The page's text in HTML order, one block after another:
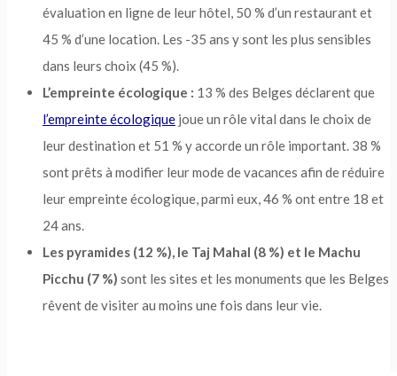
évaluation en ligne de leur hôtel, 50 % d’un restaurant et
45 % d’une location. Les -35 ans y sont les plus sensibles
dans leurs choix (45 %).
L’empreinte écologique : 13 % des Belges déclarent que
l’empreinte écologique joue un rôle vital dans le choix de
leur destination et 51 % y accorde un rôle important. 38 %
sont prêts à modifier leur mode de vacances afin de réduire
leur empreinte écologique, parmi eux, 46 % ont entre 18 et
24 ans.
Les pyramides (12 %), le Taj Mahal (8 %) et le Machu
Picchu (7 %) sont les sites et les monuments que les Belges
rêvent de visiter au moins une fois dans leur vie.